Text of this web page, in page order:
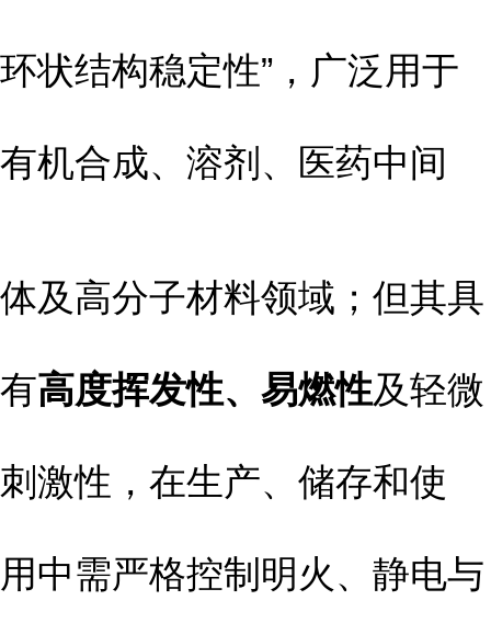
环状结构稳定性”，广泛用于
有机合成、溶剂、医药中间
体及高分子材料领域；但其具
有高度挥发性、易燃性及轻微
刺激性，在生产、储存和使
用中需严格控制明火、静电与